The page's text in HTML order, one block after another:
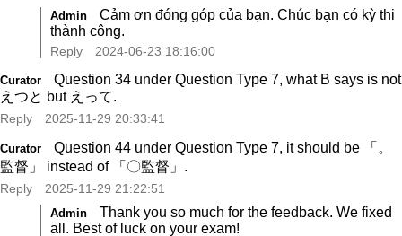
Admin
Cảm ơn đóng góp của bạn. Chúc bạn có kỳ thi
thành công.
Reply 2024-06-23 18:16:00
Curator
Question 34 under Question Type 7, what B says is not
えつと but えって.
Reply 2025-11-29 20:33:41
Curator
Question 44 under Question Type 7, it should be 「。
監督」 instead of 「〇監督」.
Reply 2025-11-29 21:22:51
Admin
Thank you so much for the feedback. We fixed
all. Best of luck on your exam!